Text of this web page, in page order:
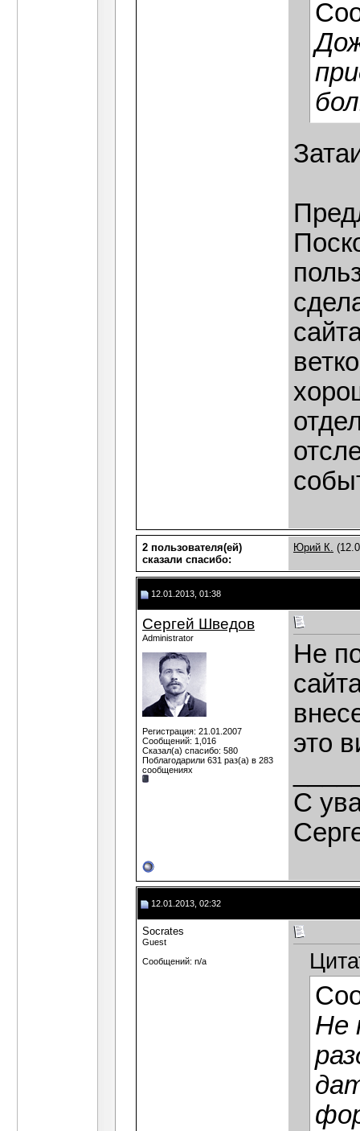
2 пользователя(ей)
сказали cпасибо:
Юрий К.
12.01.2013, 01:38
Сергей Шведов
Administrator
Регистрация: 21.01.2007
Сообщений: 1,016
Сказал(а) спасибо: 580
Поблагодарили 631 раз(а) в 283
сообщениях
Не
это
C
12.01.2013, 02:32
Socrates
Guest
Сообщений: n/a
Не